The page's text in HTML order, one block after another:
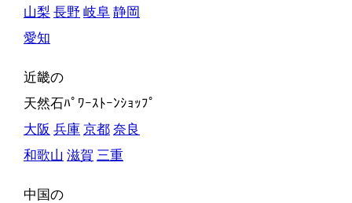
山梨 長野 岐阜 静岡
愛知
近畿の
天然石ﾊﾟﾜｰｽﾄｰﾝｼｮｯﾌﾟ
大阪 兵庫 京都 奈良
和歌山 滋賀 三重
中国の